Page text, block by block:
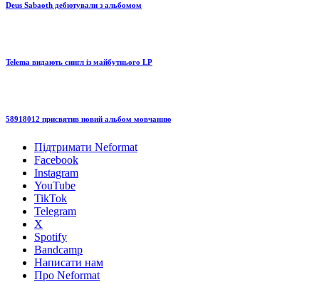
Deus Sabaoth дебютували з альбомом
Telema видають сингл із майбутнього LP
58918012 присвятив новий альбом мовчанню
Підтримати Neformat
Facebook
Instagram
YouTube
TikTok
Telegram
X
Spotify
Bandcamp
Написати нам
Про Neformat